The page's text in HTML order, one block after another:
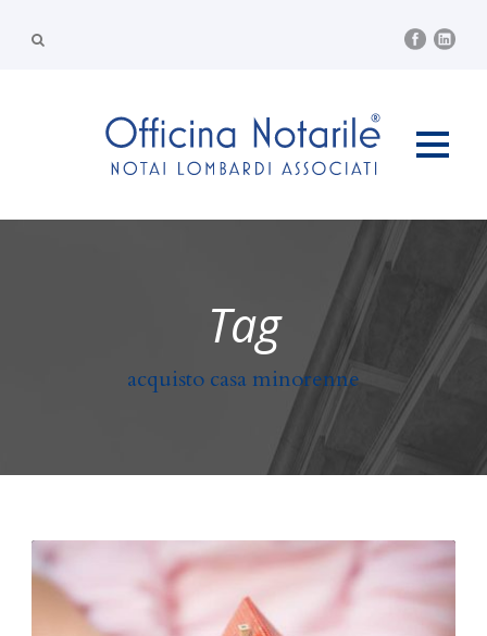
Tag
acquisto casa minorenne